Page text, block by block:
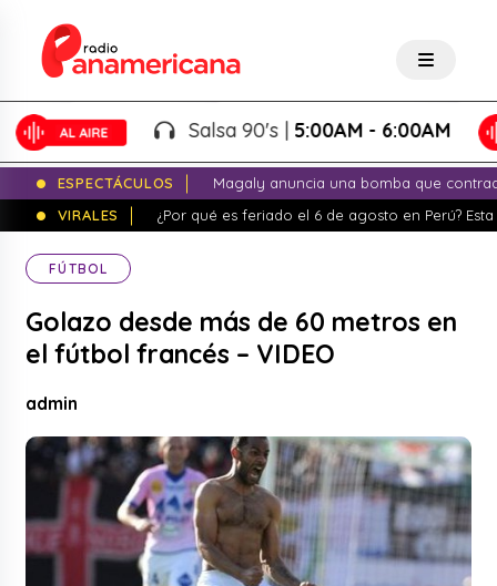
Salsa 90's |5:00AM - 6:00AM
ESPECTÁCULOS
Magaly anuncia una bomba que
VIRALES
¿Por qué es feriado el 6 de agosto en Perú?
FÚTBOL
Golazo desde más de 60 metros en
el fútbol francés – VIDEO
admin